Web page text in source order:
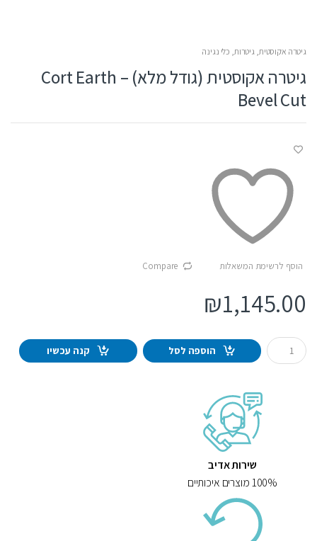
גיטרה אקוסטית גיטרות כלי נגינה
גיטרה אקוסטית (גודל מלא) – Cort Earth
Bevel Cut
הוסף לרשימת המשאלות Compare
₪1,145.00
Q
u
הוספה לסל קנה עכשיו
שירות אדיב
100% מוצרים איכותיים